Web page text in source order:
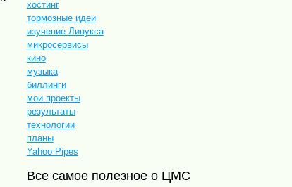
хостинг
тормозные идеи
изучение Линукса
микросервисы
кино
музыка
биллинги
мои проекты
результаты
технологии
планы
Yahoo Pipes
Все самое полезное о ЦМС